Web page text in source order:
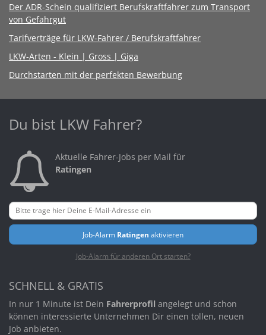
Der ADR-Schein qualifiziert Berufskraftfahrer zum Transport
von Gefahrgut
Tarifverträge für LKW-Fahrer / Berufskraftfahrer
LKW-Arten - Klein | Gross | Giga
Durchstarten mit der perfekten Bewerbung
Du bist LKW Fahrer?
Aktuelle Fahrer-Jobs per Mail für
Ratingen
Job-Alarm Ratingen aktivieren
Job-Alarm für anderen Ort starten?
SCHNELL & GRATIS
In nur 1 Minute ist Dein Fahrerprofil angelegt und schon
können interessierte Unternehmen Dir einen tollen, neuen
Job anbieten.